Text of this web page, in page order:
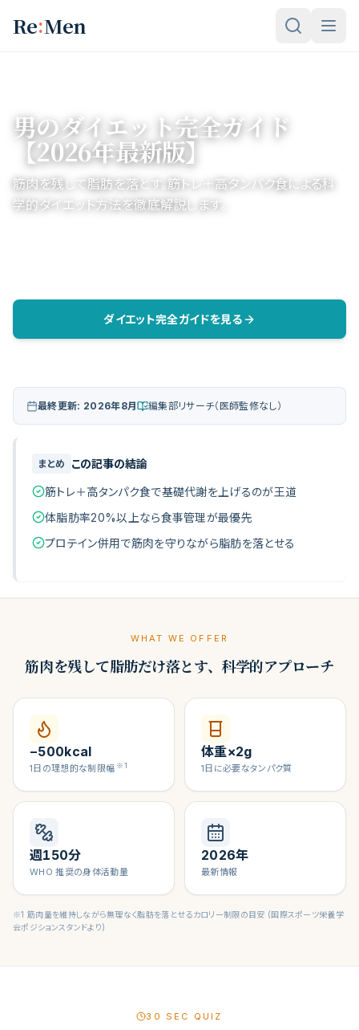
Re:Men
男のダイエット完全ガイド
【2026年最新版】
筋肉を残して脂肪を落とす。筋トレ＋高タンパク食による科
学的ダイエット方法を徹底解説します。
ダイエット完全ガイドを見る
最終更新: 2026年8月 編集部リサーチ（医師監修なし）
まとめ この記事の結論
筋トレ＋高タンパク食で基礎代謝を上げるのが王道
体脂肪率20%以上なら食事管理が最優先
プロテイン併用で筋肉を守りながら脂肪を落とせる
WHAT WE OFFER
筋肉を残して脂肪だけ落とす、科学的アプローチ
−500kcal
1日の理想的な制限幅 ※1
体重×2g
1日に必要なタンパク質
週150分
WHO 推奨の身体活動量
2026年
最新情報
※1 筋肉量を維持しながら無理なく脂肪を落とせるカロリー制限の目安 (国際スポーツ栄養学
会ポジションスタンドより)
30 SEC QUIZ